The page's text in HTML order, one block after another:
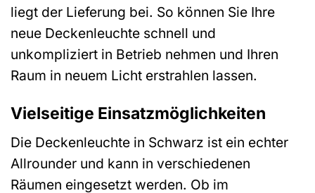
liegt der Lieferung bei. So können Sie Ihre
neue Deckenleuchte schnell und
unkompliziert in Betrieb nehmen und Ihren
Raum in neuem Licht erstrahlen lassen.
Vielseitige Einsatzmöglichkeiten
Die Deckenleuchte in Schwarz ist ein echter
Allrounder und kann in verschiedenen
Räumen eingesetzt werden. Ob im